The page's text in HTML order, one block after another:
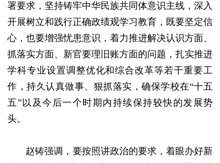
署要求，坚持铸牢中华民族共同体意识主线，深入
开展树立和践行正确政绩观学习教育，既要坚定信
心，也要增强忧患意识，着力推进解决认识方面、
抓落实方面、新官要理旧账方面的问题，扎实推进
学科专业设置调整优化和综合改革等若干重要工
作，持久认真做事、狠抓落实，确保学校在“十五
五”以及今后一个时期内持续保持较快的发展势
头。
赵铸强调，要按照讲政治的要求，着眼办好新